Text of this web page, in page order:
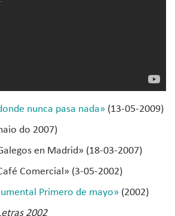
nunca pasa nada» (13-05-2009)
do 2007)
en Madrid» (18-03-2007)
Comercial» (3-05-2002)
Primero de mayo» (2002)
2002